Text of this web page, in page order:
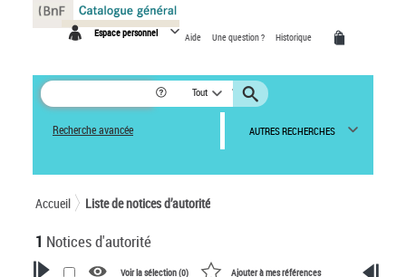
Espace personnel Aide Une question ? Historique
Tout
Recherche avancée AUTRES RECHERCHES
Accueil Liste de notices d’autorité
1 Notices d'autorité
Voir la sélection (0) Ajouter à mes références
Panneau de gestion des cookies